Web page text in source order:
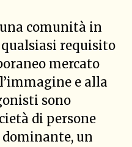
comunità in
requisito
mercato
e alla
sono
di persone
un